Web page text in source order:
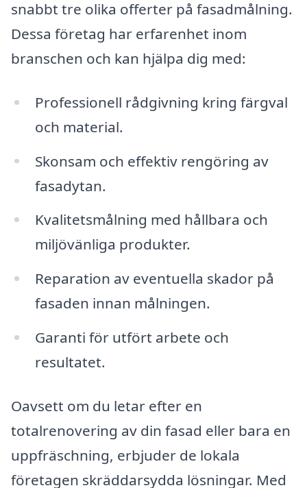
snabbt tre olika offerter på fasadmålning.
Dessa företag har erfarenhet inom
branschen och kan hjälpa dig med:
Professionell rådgivning kring färgval
och material.
Skonsam och effektiv rengöring av
fasadytan.
Kvalitetsmålning med hållbara och
miljövänliga produkter.
Reparation av eventuella skador på
fasaden innan målningen.
Garanti för utfört arbete och
resultatet.
Oavsett om du letar efter en
totalrenovering av din fasad eller bara en
uppfräschning, erbjuder de lokala
företagen skräddarsydda lösningar. Med